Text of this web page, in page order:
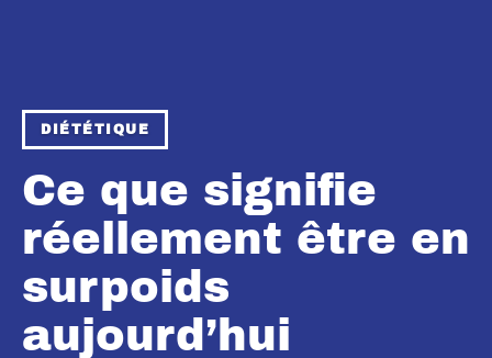
DIÉTÉTIQUE
Ce que signifie
réellement être en
surpoids
aujourd’hui